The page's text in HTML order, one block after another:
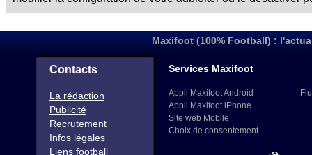
Maxifoot (100% Football) :
Contacts
La rédaction
Publicité
Recrutement
Infos légales
Liens football
Services Maxifoot
Appli Maxifoot Android
Appli Maxifoot iPhone
Site web Mobile
Choix de consentement